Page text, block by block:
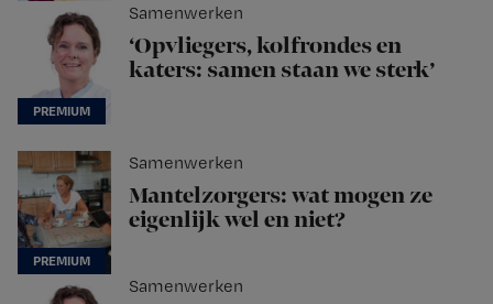
Samenwerken
‘Opvliegers, kolfrondes en
katers: samen staan we sterk’
Samenwerken
Mantelzorgers: wat mogen ze
eigenlijk wel en niet?
Samenwerken